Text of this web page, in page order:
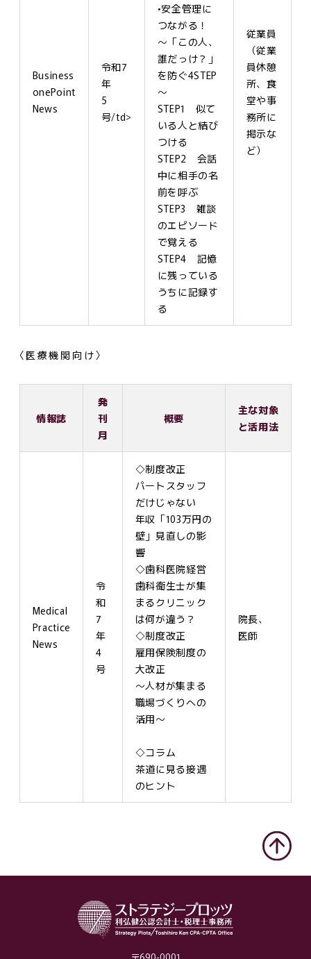
Business
onePoint
News
令和7
年
5
号/td>
•安全管理に
つながる！
～「この人、
誰だっけ？」
を防ぐ4STEP
～
STEP1 似て
いる人と結び
つける
STEP2 会話
中に相手の名
前を呼ぶ
STEP3 雑談
のエピソード
で覚える
STEP4 記憶
に残っている
うちに記録す
る
従業員
（従業
員休憩
所、食
堂や事
務所に
掲示な
ど）
〈医療機関向け〉
情報誌
発
刊
月
概要
主な対象
と活用法
Medical
Practice
News
令
和
7
年
4
号
◇制度改正
パートスタッフ
だけじゃない
年収「103万円の
壁」見直しの影
響
◇歯科医院経営
歯科衛生士が集
まるクリニック
は何が違う？
◇制度改正
雇用保険制度の
大改正
～人材が集まる
職場づくりへの
活用～
◇コラム
茶道に見る接遇
のヒント
院長、
医師